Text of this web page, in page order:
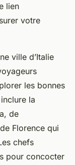
lien
votre
ville d’Italie
les bonnes
la
de
Florence qui
chefs
pour concocter